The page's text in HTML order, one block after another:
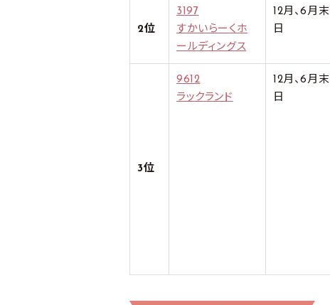
2位
3197
すかいらーくホ
ールディングス
12月、6月末
日
3位
9612
ラックランド
12月、6月末
日